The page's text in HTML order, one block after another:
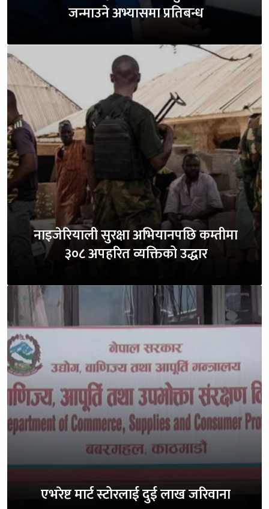
जन्माउने अभ्यासमा प्रतिबन्ध
नाइजेरियाली सुरक्षा अभियानपछि कम्तीमा
३०८ अपहरित व्यक्तिको उद्धार
एभरेष्ट मार्ट स्टोरलाई दुई लाख जरिवाना